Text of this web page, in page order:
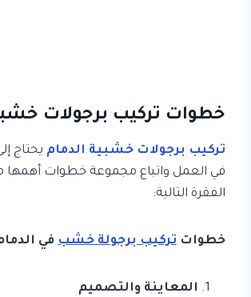
خطوات تركيب برجولات
تركيب برجولات خشبية الدمام يحتاج
في العمل واتباع مجموعة خطوات أهمها
الفقرة التالية:
خطوات تركيب برجولة خشب في
المعاينة والتصميم